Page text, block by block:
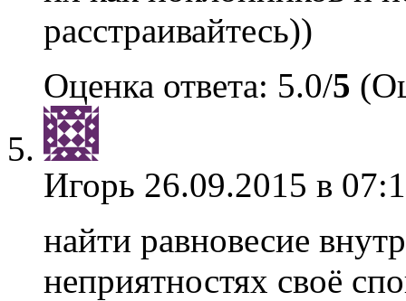
расстраивайтесь))
Оценка ответа: 5.0/5
Игорь 26.09.2015 в
найти равновесие
неприятностях своё